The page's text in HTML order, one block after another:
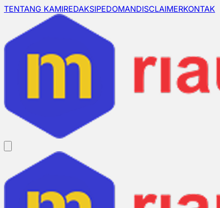
TENTANG KAMIREDAKSIPEDOMANDISCLAIMERKONTAK